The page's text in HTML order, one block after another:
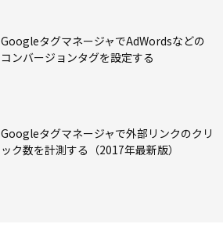
GoogleタグマネージャでAdWordsなどの
コンバージョンタグを設定する
Googleタグマネージャで外部リンクのクリ
ック数を計測する（2017年最新版）